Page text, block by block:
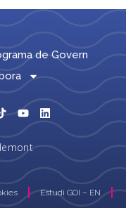
de Govern
Estudi GOI – EN